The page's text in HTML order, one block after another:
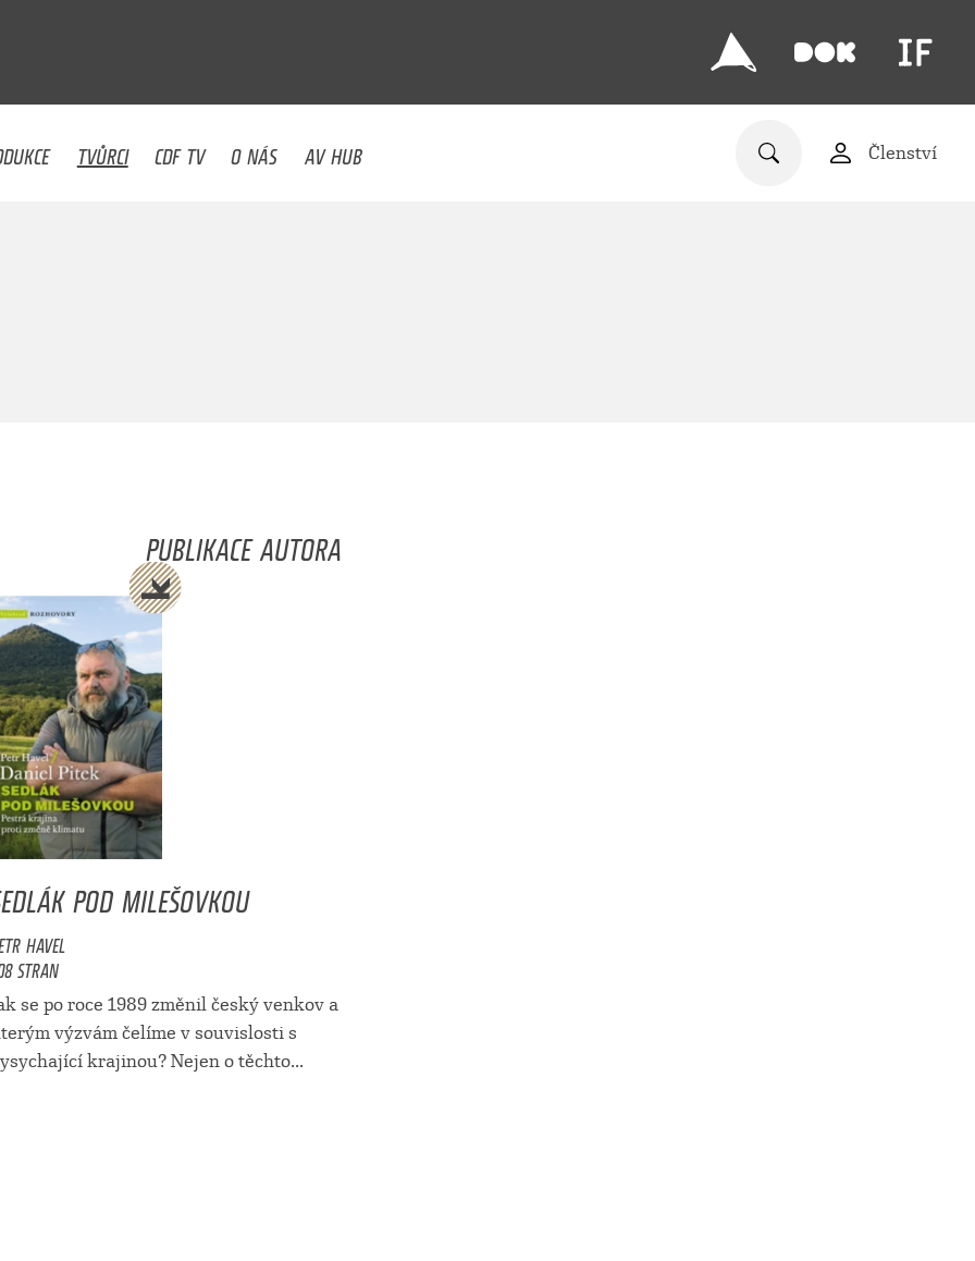
TVŮRCI CDF TV O NÁS AV HUB Členství
PUBLIKACE AUTORA
POD MILEŠOVKOU
HAVEL
STRAN
se po roce 1989 změnil český venkov a
výzvám čelíme v souvislosti s
krajinou? Nejen o těchto...